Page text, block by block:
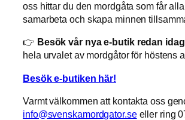
oss hittar du den mordgåta som får
samarbeta och skapa minnen
👉 Besök vår nya e-butik redan idag
hela urvalet av mordgåtor för höstens
Besök e-butiken här!
Varmt välkommen att kontakta oss
info@svenskamordgator.seeller ring